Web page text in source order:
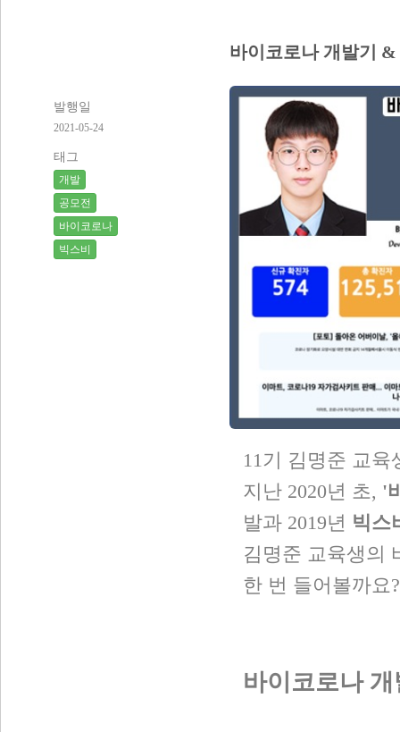
발행일
2021-05-24
태그
개발
공모전
바이코로나
빅스비
바이코로나 개발기
11기 김명준 교
지난 2020년 초, '
발과 2019년 빅스
김명준 교육생의
한 번 들어볼까요?
바이코로나 개